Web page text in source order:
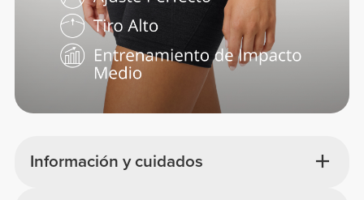
Información y cuidados